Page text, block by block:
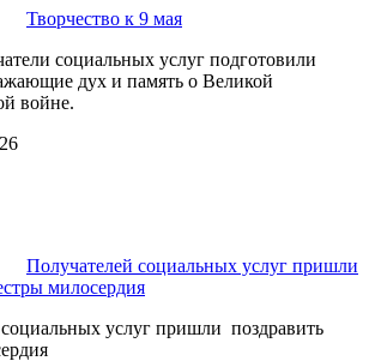
Творчество к 9 мая
социальных услуг подготовили
дух и память о Великой
войне.
Получателей социальных услуг пришли
милосердия
услуг пришли поздравить